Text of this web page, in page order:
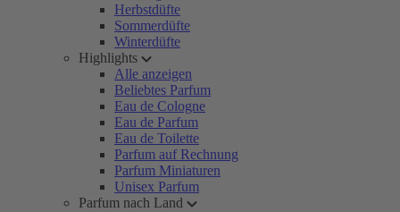
Herbstdüfte
Sommerdüfte
Winterdüfte
Highlights
Alle anzeigen
Beliebtes Parfum
Eau de Cologne
Eau de Parfum
Eau de Toilette
Parfum auf Rechnung
Parfum Miniaturen
Unisex Parfum
Parfum nach Land